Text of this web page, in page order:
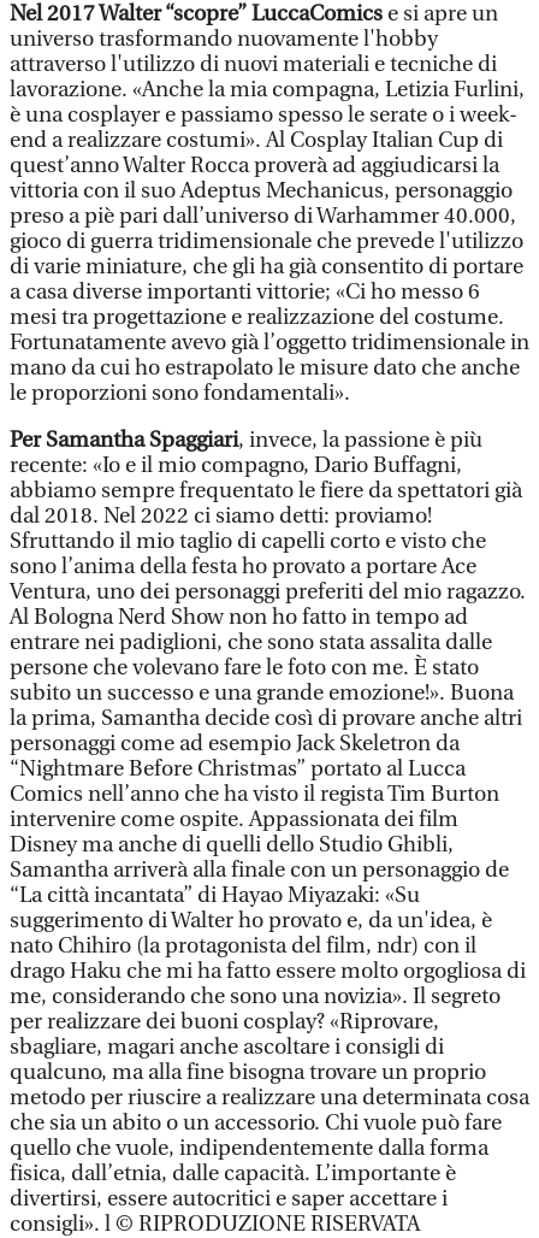
Nel 2017 Walter “scopre” LuccaComics e si apre un
universo trasformando nuovamente l'hobby
attraverso l'utilizzo di nuovi materiali e tecniche di
lavorazione. «Anche la mia compagna, Letizia Furlini,
è una cosplayer e passiamo spesso le serate o i week-
end a realizzare costumi». Al Cosplay Italian Cup di
quest’anno Walter Rocca proverà ad aggiudicarsi la
vittoria con il suo Adeptus Mechanicus, personaggio
preso a piè pari dall’universo di Warhammer 40.000,
gioco di guerra tridimensionale che prevede l'utilizzo
di varie miniature, che gli ha già consentito di portare
a casa diverse importanti vittorie; «Ci ho messo 6
mesi tra progettazione e realizzazione del costume.
Fortunatamente avevo già l’oggetto tridimensionale in
mano da cui ho estrapolato le misure dato che anche
le proporzioni sono fondamentali».
Per Samantha Spaggiari, invece, la passione è più
recente: «Io e il mio compagno, Dario Buffagni,
abbiamo sempre frequentato le fiere da spettatori già
dal 2018. Nel 2022 ci siamo detti: proviamo!
Sfruttando il mio taglio di capelli corto e visto che
sono l’anima della festa ho provato a portare Ace
Ventura, uno dei personaggi preferiti del mio ragazzo.
Al Bologna Nerd Show non ho fatto in tempo ad
entrare nei padiglioni, che sono stata assalita dalle
persone che volevano fare le foto con me. È stato
subito un successo e una grande emozione!». Buona
la prima, Samantha decide così di provare anche altri
personaggi come ad esempio Jack Skeletron da
“Nightmare Before Christmas” portato al Lucca
Comics nell’anno che ha visto il regista Tim Burton
intervenire come ospite. Appassionata dei film
Disney ma anche di quelli dello Studio Ghibli,
Samantha arriverà alla finale con un personaggio de
“La città incantata” di Hayao Miyazaki: «Su
suggerimento di Walter ho provato e, da un'idea, è
nato Chihiro (la protagonista del film, ndr) con il
drago Haku che mi ha fatto essere molto orgogliosa di
me, considerando che sono una novizia». Il segreto
per realizzare dei buoni cosplay? «Riprovare,
sbagliare, magari anche ascoltare i consigli di
qualcuno, ma alla fine bisogna trovare un proprio
metodo per riuscire a realizzare una determinata cosa
che sia un abito o un accessorio. Chi vuole può fare
quello che vuole, indipendentemente dalla forma
fisica, dall’etnia, dalle capacità. L’importante è
divertirsi, essere autocritici e saper accettare i
consigli». l © RIPRODUZIONE RISERVATA